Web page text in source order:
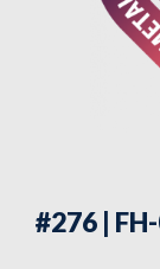
#276 |